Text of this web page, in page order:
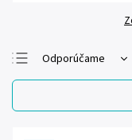
Odporúčame
Najlacnejšie
Najdrahšie